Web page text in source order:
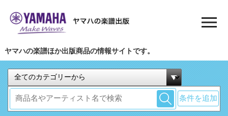
ヤマハの楽譜ほか出版商品の情報サイトです。
条件を追加